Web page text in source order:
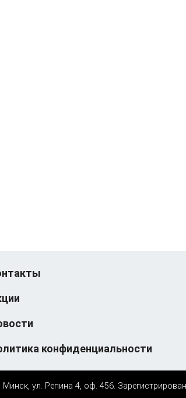
конфиденциальности
ул. Репина 4, оф. 456.